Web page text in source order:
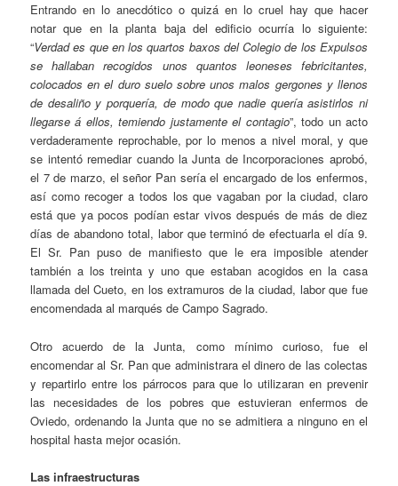
Entrando en lo anecdótico o quizá en lo cruel hay que hacer
notar que en la planta baja del edificio ocurría lo siguiente:
“Verdad es que en los quartos baxos del Colegio de los Expulsos
se hallaban recogidos unos quantos leoneses febricitantes,
colocados en el duro suelo sobre unos malos gergones y llenos
de desaliño y porquería, de modo que nadie quería asistirlos ni
llegarse á ellos, temiendo justamente el contagio”, todo un acto
verdaderamente reprochable, por lo menos a nivel moral, y que
se intentó remediar cuando la Junta de Incorporaciones aprobó,
el 7 de marzo, el señor Pan sería el encargado de los enfermos,
así como recoger a todos los que vagaban por la ciudad, claro
está que ya pocos podían estar vivos después de más de diez
días de abandono total, labor que terminó de efectuarla el día 9.
El Sr. Pan puso de manifiesto que le era imposible atender
también a los treinta y uno que estaban acogidos en la casa
llamada del Cueto, en los extramuros de la ciudad, labor que fue
encomendada al marqués de Campo Sagrado.
Otro acuerdo de la Junta, como mínimo curioso, fue el
encomendar al Sr. Pan que administrara el dinero de las colectas
y repartirlo entre los párrocos para que lo utilizaran en prevenir
las necesidades de los pobres que estuvieran enfermos de
Oviedo, ordenando la Junta que no se admitiera a ninguno en el
hospital hasta mejor ocasión.
Las infraestructuras